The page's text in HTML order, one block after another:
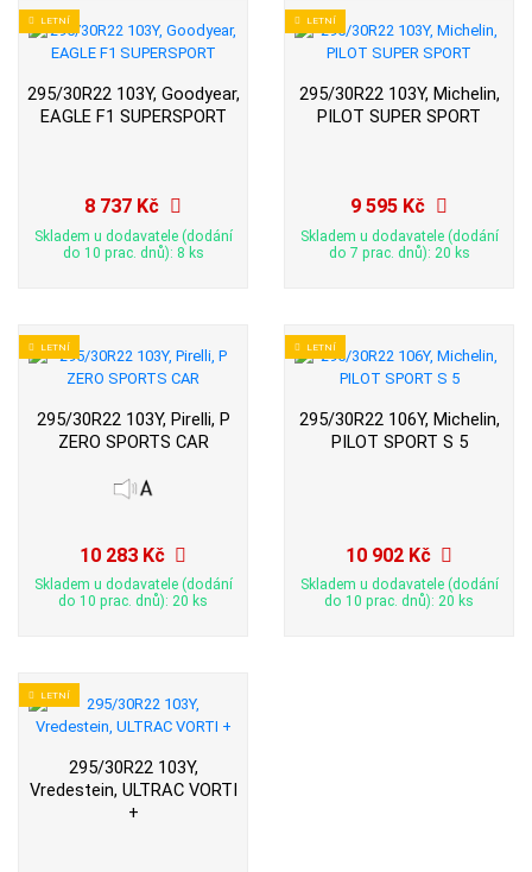
LETNÍ
295/30R22 103Y, Goodyear,
EAGLE F1 SUPERSPORT
8 737 Kč
Skladem u dodavatele (dodání
do 10 prac. dnů): 8 ks
LETNÍ
295/30R22 103Y, Michelin,
PILOT SUPER SPORT
9 595 Kč
Skladem u dodavatele (dodání
do 7 prac. dnů): 20 ks
LETNÍ
295/30R22 103Y, Pirelli, P
ZERO SPORTS CAR
10 283 Kč
Skladem u dodavatele (dodání
do 10 prac. dnů): 20 ks
LETNÍ
295/30R22 106Y, Michelin,
PILOT SPORT S 5
10 902 Kč
Skladem u dodavatele (dodání
do 10 prac. dnů): 20 ks
LETNÍ
295/30R22 103Y,
Vredestein, ULTRAC VORTI
+